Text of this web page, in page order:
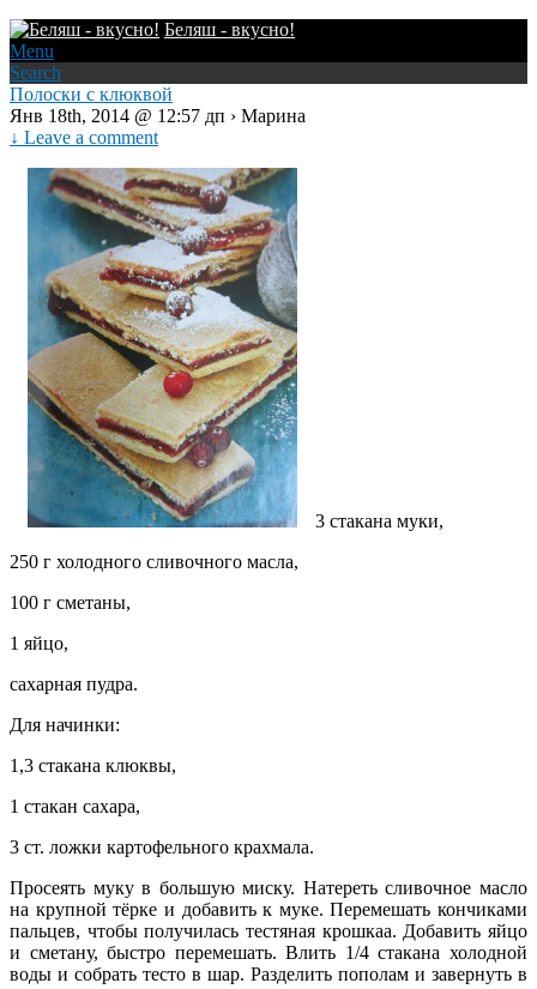
Беляш - вкусно!
Menu
Search
Полоски с клюквой
Янв 18th, 2014 @ 12:57 дп › Марина
↓ Leave a comment
3 стакана муки,
250 г холодного сливочного масла,
100 г сметаны,
1 яйцо,
сахарная пудра.
Для начинки:
1,3 стакана клюквы,
1 стакан сахара,
3 ст. ложки картофельного крахмала.
Просеять муку в большую миску. Натереть сливочное масло
на крупной тёрке и добавить к муке. Перемешать кончиками
пальцев, чтобы получилась тестяная крошкаа. Добавить яйцо
и сметану, быстро перемешать. Влить 1/4 стакана холодной
воды и собрать тесто в шар. Разделить пополам и завернуть в